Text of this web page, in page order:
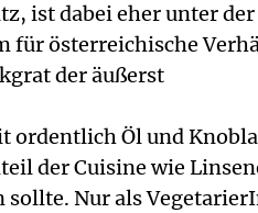
ist dabei eher unter
für österreichische
der äußerst
ordentlich Öl und
der Cuisine wie
Nur als